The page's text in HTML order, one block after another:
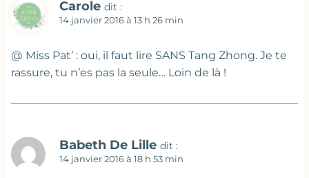
Carole dit :
14 janvier 2016 à 13 h 26 min
@ Miss Pat’ : oui, il faut lire SANS Tang Zhong. Je te
rassure, tu n’es pas la seule… Loin de là !
Babeth De Lille dit :
14 janvier 2016 à 18 h 53 min